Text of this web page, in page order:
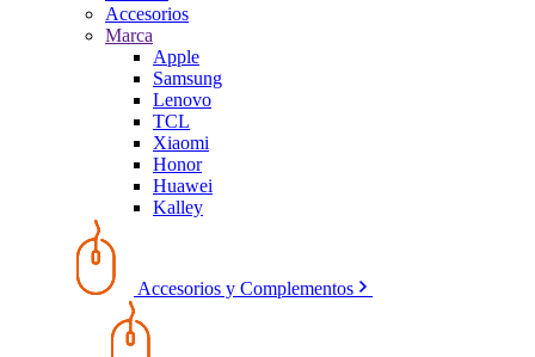
Accesorios
Marca
Apple
Samsung
Lenovo
TCL
Xiaomi
Honor
Huawei
Kalley
Accesorios y Complementos